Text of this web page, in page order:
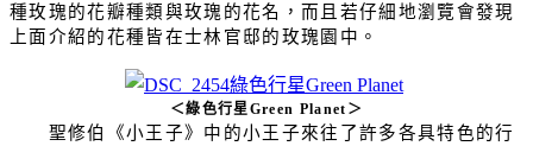
種玫瑰的花瓣種類與玫瑰的花名，而且若仔細地瀏覽會發現
上面介紹的花種皆在士林官邸的玫瑰園中。
＜綠色行星Green Planet ＞
聖修伯《小王子》中的小王子來往了許多各具特色的行